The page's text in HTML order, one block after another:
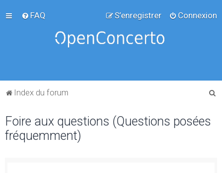
FAQ Connexion
S’enregistrer
Index du forum
Foire aux questions (Questions posées
fréquemment)